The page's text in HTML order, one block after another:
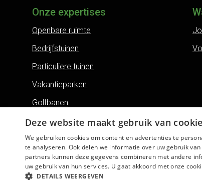
Onze expertises
Openbare ruimte
Bedrijfstuinen
Particuliere tuinen
Vakantieparken
Golfbanen
Land- en erfgoederen
Bos- en natuurbeheer
Boomverzorging
Deze website maakt gebruik van
We gebruiken cookies om content en advertenties te
te analyseren. Ook delen we informatie over uw gebruik
partners kunnen deze gegevens combineren met andere
uw gebruik van hun services. U gaat akkoord met onze
DETAILS WEERGEVEN